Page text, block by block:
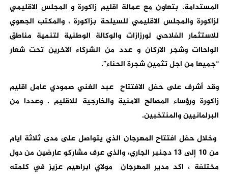
المستدامة، بتعاون مع عمالة اقليم زاكورة و المجلس الاقليمي
لزاكورة والمجلس الاقليمي للسيلحة بزاكورة ، والمكتب الجهوي
للاستثمار الفلاحي لورزازات والوكالة الوطنية لتنمية مناطق
الواحاات وشجر الاركان و عدد من الشركاء الاخرين تحت شعار
“جميعا من اجل تثمين شجرة الحناء”.
وقد أشرف على حفل الافتتاح عبد الغني صمودي عامل اقليم
زاكورة ورؤساء المصالح الامنية والخارجية للاقليم . وعددا من
البرلمانيين والمنتخبين.
وخلال حفل افتتاح المهرجان الذي يتواصل على مدى ثلاثة ايام
من 10 إلى 13 دجنبر الجاري، والذي عرف مشاركو عارضين من دول
مختلفة ، اكد مدير المهرجان مولاي ابراهيم عزيز في كلمته